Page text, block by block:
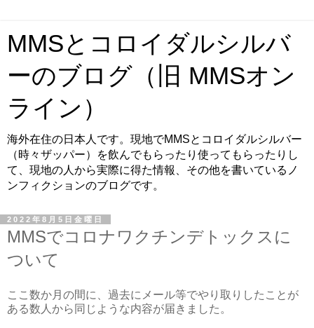
MMSとコロイダルシルバ
ーのブログ（旧 MMSオン
ライン）
海外在住の日本人です。現地でMMSとコロイダルシルバー
（時々ザッパー）を飲んでもらったり使ってもらったりし
て、現地の人から実際に得た情報、その他を書いているノ
ンフィクションのブログです。
2022年8月5日金曜日
MMSでコロナワクチンデトックスに
ついて
ここ数か月の間に、過去にメール等でやり取りしたことが
ある数人から同じような内容が届きました。